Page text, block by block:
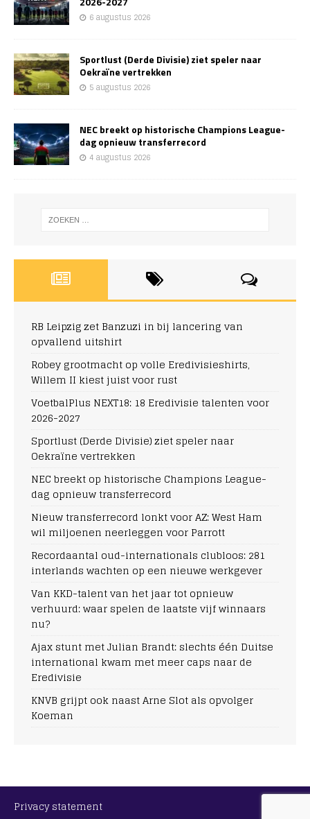
6 augustus 2026
Sportlust (Derde Divisie) ziet speler naar
Oekraïne vertrekken
5 augustus 2026
NEC breekt op historische Champions League-
dag opnieuw transferrecord
4 augustus 2026
RB Leipzig zet Banzuzi in bij lancering van
opvallend uitshirt
Robey grootmacht op volle Eredivisieshirts,
Willem II kiest juist voor rust
VoetbalPlus NEXT18: 18 Eredivisie talenten voor
2026-2027
Sportlust (Derde Divisie) ziet speler naar
Oekraïne vertrekken
NEC breekt op historische Champions League-
dag opnieuw transferrecord
Nieuw transferrecord lonkt voor AZ: West Ham
wil miljoenen neerleggen voor Parrott
Recordaantal oud-internationals clubloos: 281
interlands wachten op een nieuwe werkgever
Van KKD-talent van het jaar tot opnieuw
verhuurd: waar spelen de laatste vijf winnaars
nu?
Ajax stunt met Julian Brandt: slechts één Duitse
international kwam met meer caps naar de
Eredivisie
KNVB grijpt ook naast Arne Slot als opvolger
Koeman
Privacy statement